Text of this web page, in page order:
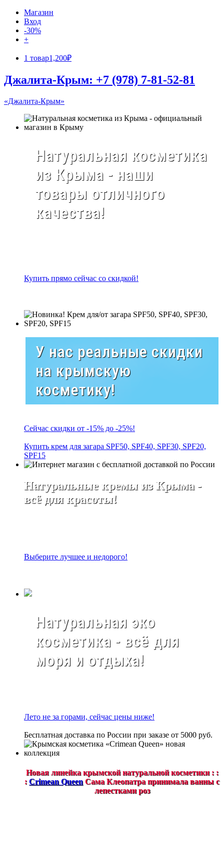
Магазин
Вход
-30%
+
1 товар1,200₽
Джалита-Крым: +7 (978) 7-81-52-81
«Джалита-Крым»
Натуральная косметика
из Крыма - наши
товары отличного
качества!
Купить прямо сейчас со скидкой!
У нас реальные скидки
на крымскую
косметику!
Сейчас скидки от -15% до -25%!
Купить крем для загара SPF50, SPF40, SPF30, SPF20,
SPF15
Натуральные кремы из Крыма -
всё для красоты!
Выберите лучшее и недорого!
Натуральная эко
косметика - всё для
моря и отдыха!
Лето не за горами, сейчас цены ниже!
Бесплатная доставка по России при заказе от 5000 руб.
Новая линейка крымской натуральной косметики : :
: Crimean Queen Сама Клеопатра принимала ванны с
лепестками роз